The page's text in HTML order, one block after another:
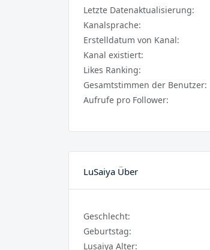
Letzte Datenaktualisierung:
Kanalsprache:
Erstelldatum von Kanal:
Kanal existiert:
Likes Ranking:
Gesamtstimmen der Benutzer:
Aufrufe pro Follower:
LuSaiya Über
Geschlecht:
Geburtstag:
Lusaiya Alter: